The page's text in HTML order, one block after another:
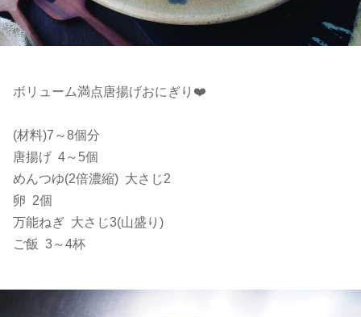
ボリューム満点唐揚げおにぎり❤️
(材料)7～8個分
唐揚げ 4～5個
めんつゆ(2倍濃縮) 大さじ2
卵 2個
万能ねぎ 大さじ3(山盛り)
ご飯 3～4杯